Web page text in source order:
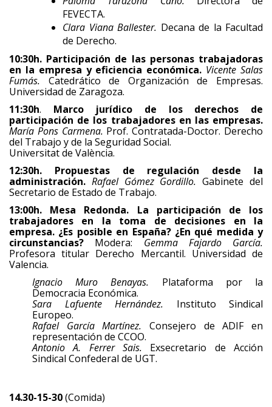
FEVECTA.
Clara Viana Ballester. Decana de la Facultad
de Derecho.
10:30h. Participación de las personas trabajadoras
en la empresa y eficiencia económica. Vicente Salas
Fumás. Catedrático de Organización de Empresas.
Universidad de Zaragoza.
11:30h. Marco jurídico de los derechos de
participación de los trabajadores en las empresas.
María Pons Carmena. Prof. Contratada-Doctor. Derecho
del Trabajo y de la Seguridad Social.
Universitat de València.
12:30h. Propuestas de regulación desde la
administración. Rafael Gómez Gordillo. Gabinete del
Secretario de Estado de Trabajo.
13:00h.
Mesa Redonda. La participación de los
trabajadores en la toma de decisiones en la
empresa. ¿Es posible en España? ¿En qué medida y
circunstancias? Modera: Gemma Fajardo García.
Profesora titular Derecho Mercantil. Universidad de
Valencia.
Ignacio Muro Benayas. Plataforma por la
Democracia Económica.
Sara Lafuente Hernández. Instituto Sindical
Europeo.
Rafael García Martínez. Consejero de ADIF en
representación de CCOO.
Antonio A. Ferrer Sais. Exsecretario de Acción
Sindical Confederal de UGT.
14.30-15-30(Comida)